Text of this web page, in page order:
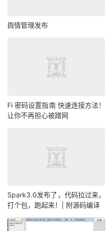
舆情管理发布
Fi 密码设置指南 快速连接方法！
让你不再担心被蹭网
Spark3.0发布了，代码拉过来，
打个包，跑起来！| 附源码编译